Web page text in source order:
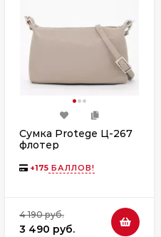
Сумка Protege Ц-267
флотер
+175 БАЛЛОВ!
4 190 руб.
3 490 руб.